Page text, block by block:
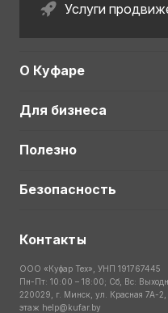
Услуги
О Куфаре
Для бизнеса
Полезно
Безопасность
Контакты
ООО «Куфар Тех», УНП 191767445
Пн-Пт: 10:00 – 18:00; Сб, Вс:
220029, г. Минск, ул. Красная 7А-
этаж help@kufar.by